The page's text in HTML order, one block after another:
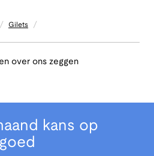
/ Gilets /
over ons zeggen
kans op